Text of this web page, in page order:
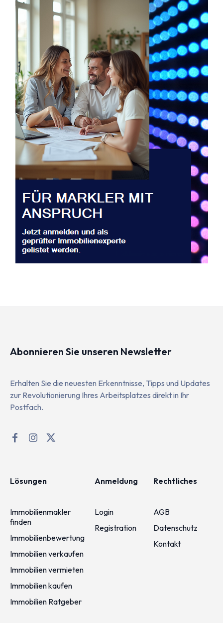
Abonnieren Sie unseren Newsletter
Erhalten Sie die neuesten Erkenntnisse, Tipps und Updates
zur Revolutionierung Ihres Arbeitsplatzes direkt in Ihr
Postfach.
Lösungen
Immobilienmakler
finden
Immobilienbewertung
Immobilien verkaufen
Immobilien vermieten
Immobilien kaufen
Immobilien Ratgeber
Anmeldung
Login
Registration
Rechtliches
AGB
Datenschutz
Kontakt